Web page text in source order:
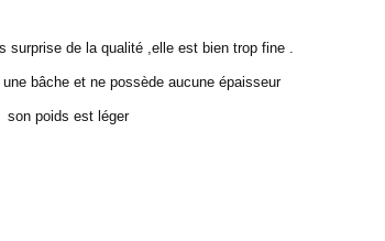
surprise de la qualité ,elle est bien trop fine .
bâche et ne possède aucune épaisseur
son poids est léger